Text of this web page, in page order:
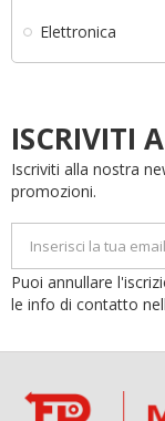
Elettronica
ISCRIVITI
Iscriviti alla nostra
promozioni.
Puoi annullare
le info di contatto